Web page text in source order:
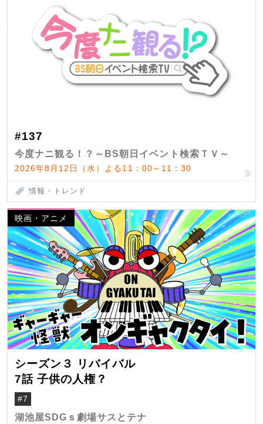
#137
今度ナニ観る！？～BS朝日イベント検索ＴＶ～
2026年8月12日（水）よる11：00～11：30
情報・トレンド
映画・アニメ
シーズン３ リバイバル
7話 子供の人権？
#7
湖池屋SDGｓ劇場サスとテナ